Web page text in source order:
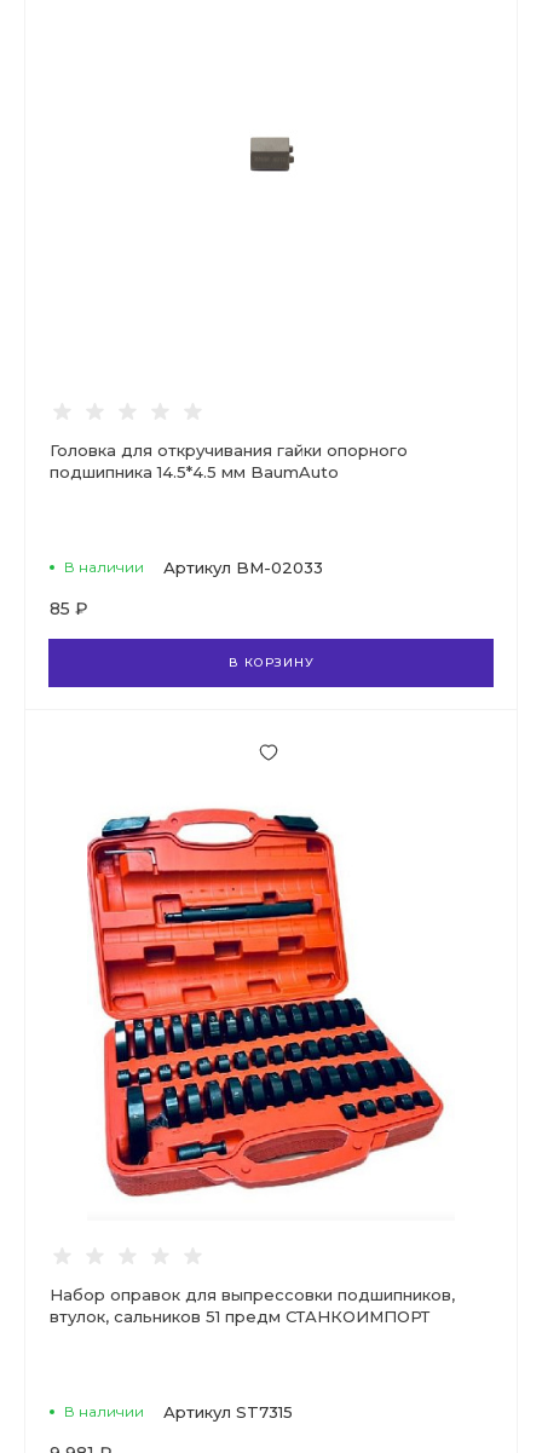
Головка для откручивания гайки опорного
подшипника 14.5*4.5 мм BaumAuto
В наличии Артикул BM-02033
85 ₽
В КОРЗИНУ
Набор оправок для выпрессовки подшипников,
втулок, сальников 51 предм СТАНКОИМПОРТ
В наличии Артикул ST7315